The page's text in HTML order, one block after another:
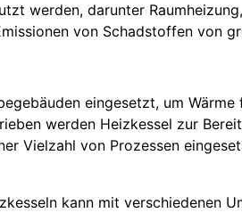
werden, darunter Raumheizung,
von Schadstoffen von
eingesetzt, um Wärme
werden Heizkessel zur
Vielzahl von Prozessen
kann mit verschiedenen